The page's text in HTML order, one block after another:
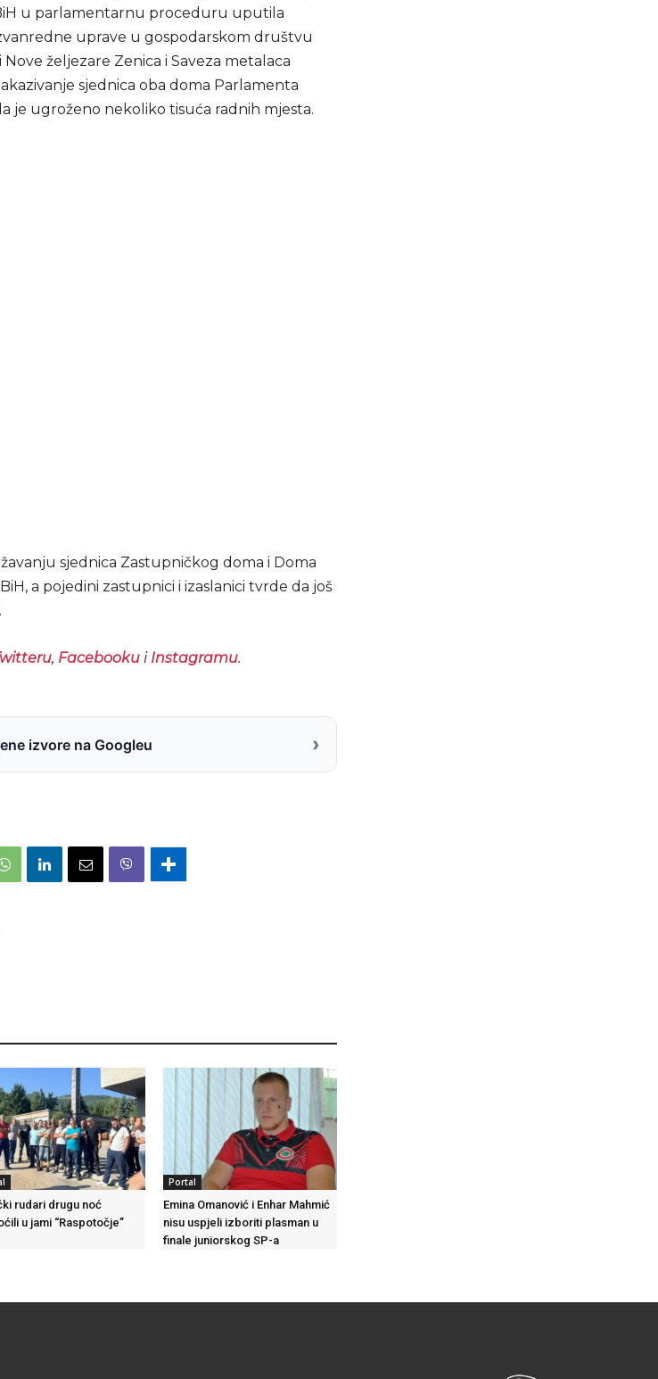
u parlamentarnu proceduru uputila
uprave u gospodarskom društvu
željezare Zenica i Saveza metalaca
sjednica oba doma Parlamenta
je ugroženo nekoliko tisuća radnih mjesta.
sjednica Zastupničkog doma i Doma
a pojedini zastupnici i izaslanici tvrde da još
, Facebookui Instagramu.
izvore na Googleu ›
rudari drugu noć
u jami “Raspotočje”
Portal
Emina Omanović i Enhar Mahmić
nisu uspjeli izboriti plasman u
finale juniorskog SP-a